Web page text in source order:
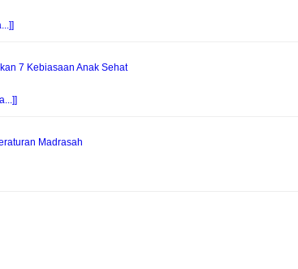
7 Kebiasaan Anak Sehat
Madrasah